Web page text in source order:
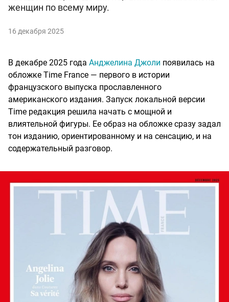
женщин по всему миру.
16 декабря 2025
В декабре 2025 года Анджелина Джоли появилась на
обложке Time France — первого в истории
французского выпуска прославленного
американского издания. Запуск локальной версии
Time редакция решила начать с мощной и
влиятельной фигуры. Ее образ на обложке сразу задал
тон изданию, ориентированному и на сенсацию, и на
содержательный разговор.